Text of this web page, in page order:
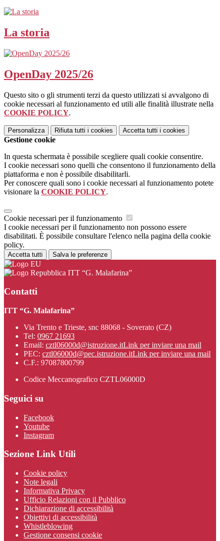
La storia
OpenDay 2025/26
Questo sito o gli strumenti terzi da questo utilizzati si avvalgono di
cookie necessari al funzionamento ed utili alle finalità illustrate nella
COOKIE POLICY.
Personalizza Rifiuta tutti i cookies Accetta tutti i cookies
Gestione cookie
In questa schermata è possibile scegliere quali cookie consentire.
I cookie necessari sono quelli che consentono il funzionamento della
piattaforma e non è possibile disabilitarli.
Per conoscere quali sono i cookie necessari al funzionamento potete
visionare la COOKIE POLICY.
Cookie necessari per il funzionamento
I cookie necessari per il funzionamento non possono essere
disabilitati. È possibile consultare l'elenco nella pagina della cookie
policy.
Accetta tutti Salva le preferenze
ITT “G. Malafarina”
Contatti
ITT “G. Malafarina”
Via Trento e Trieste, snc 88068 - Soverato (CZ)
Tel: 0967 21693
Email: cztl06000d@istruzione.itLink per inviare una mail
PEC: cztl06000d@pec.istruzione.itLink per inviare una mail
C.F.: 97087800799
Codice Meccanografico CZTL06000D
Seguici su
Facebook
Youtube
Instagram
Sezione Link Utili
Cookie policy
Note legali
Informativa Privacy
Ufficio Relazioni con il Pubblico
Dichiarazione di accessibilità
Obiettivi di accessibilità
Whistleblowing
Gestione consensi cookie